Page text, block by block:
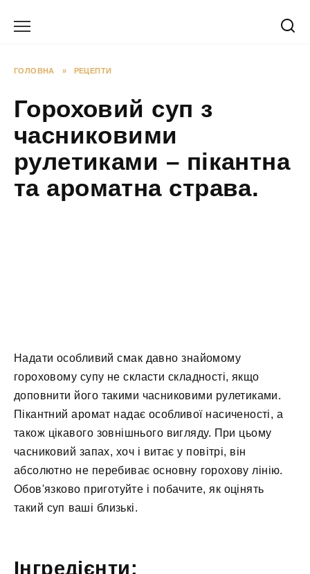
ГОЛОВНА » РЕЦЕПТИ
Гороховий суп з
часниковими
рулетиками – пікантна
та ароматна страва.
Надати особливий смак давно знайомому
гороховому супу не скласти складності, якщо
доповнити його такими часниковими рулетиками.
Пікантний аромат надає особливої насиченості, а
також цікавого зовнішнього вигляду. При цьому
часниковий запах, хоч і витає у повітрі, він
абсолютно не перебиває основну горохову лінію.
Обов'язково приготуйте і побачите, як оцінять
такий суп ваші близькі.
Інгредієнти: